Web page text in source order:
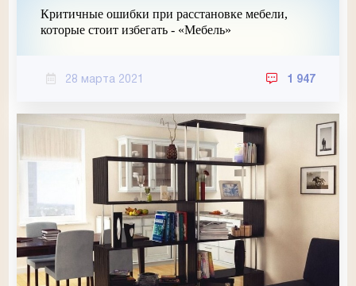
Критичные ошибки при расстановке мебели,
которые стоит избегать - «Мебель»
28 марта 2021 1 947